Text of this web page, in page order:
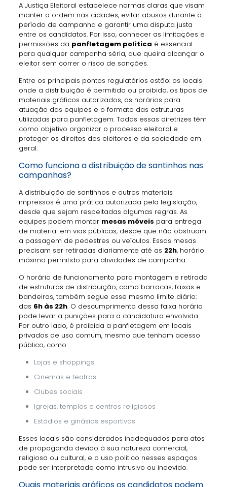
A Justiça Eleitoral estabelece normas claras que visam
manter a ordem nas cidades, evitar abusos durante o
período de campanha e garantir uma disputa justa
entre os candidatos. Por isso, conhecer as limitações e
permissões da panfletagem política é essencial
para qualquer campanha séria, que queira alcançar o
eleitor sem correr o risco de sanções.
Entre os principais pontos regulatórios estão: os locais
onde a distribuição é permitida ou proibida, os tipos de
materiais gráficos autorizados, os horários para
atuação das equipes e o formato das estruturas
utilizadas para panfletagem. Todas essas diretrizes têm
como objetivo organizar o processo eleitoral e
proteger os direitos dos eleitores e da sociedade em
geral.
Como funciona a distribuição de santinhos nas
campanhas?
A distribuição de santinhos e outros materiais
impressos é uma prática autorizada pela legislação,
desde que sejam respeitadas algumas regras. As
equipes podem montar mesas móveis para entrega
de material em vias públicas, desde que não obstruam
a passagem de pedestres ou veículos. Essas mesas
precisam ser retiradas diariamente até as 22h, horário
máximo permitido para atividades de campanha.
O horário de funcionamento para montagem e retirada
de estruturas de distribuição, como barracas, faixas e
bandeiras, também segue esse mesmo limite diário:
das 6h às 22h. O descumprimento dessa faixa horária
pode levar a punições para a candidatura envolvida.
Por outro lado, é proibida a panfletagem em locais
privados de uso comum, mesmo que tenham acesso
público, como:
Lojas e shoppings
Cinemas e teatros
Clubes sociais
Igrejas, templos e centros religiosos
Estádios e ginásios esportivos
Esses locais são considerados inadequados para atos
de propaganda devido à sua natureza comercial,
religiosa ou cultural, e o uso político nesses espaços
pode ser interpretado como intrusivo ou indevido.